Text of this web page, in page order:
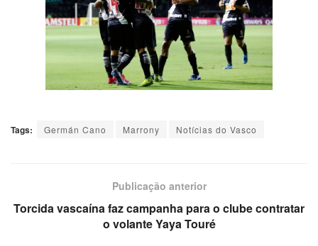
Tags: Germán Cano Marrony Notícias do Vasco
Publicação anterior
Torcida vascaína faz campanha para o clube contratar
o volante Yaya Touré